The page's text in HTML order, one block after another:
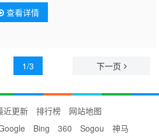
纪凌尘 王锵 张栋梁 金莎 李菲儿 李明德 郑
子 张睿
查看详情
1/3 下一页
近更新 排行榜
网站地图
Bing 360 Sogou 神马